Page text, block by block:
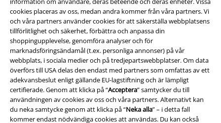
cookies placeras av oss, medan andra kommer från våra partners. Vi
och våra partners använder cookies för att säkerställa webbplatsens
tillförlitlighet och säkerhet, förbättra och anpassa din
shoppingupplevelse, genomföra analyser och för
marknadsföringsändamål (t.ex. personliga annonser) på vår
webbplats, i sociala medier och på tredjepartswebbplatser. Om data
överförs till USA delas den endast med partners som omfattas av ett
adekvansbeslut enligt gällande EU-lagstiftning och är lämpligt
certifierade. Genom att klicka på “Acceptera” samtycker du till
användningen av cookies av oss och våra partners. Alternativt kan
du neka samtycke genom att klicka på “Neka alla” – i detta fall
kommer endast nödvändiga cookies att användas. Du kan också
EMP-appen
Ladda ner EMP-appen nu och ta del av många fördelar!
A Warner Music Group Company